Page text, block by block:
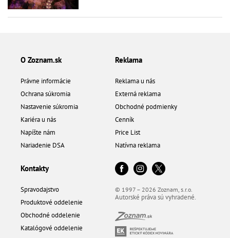
O Zoznam.sk
Právne informácie
Ochrana súkromia
Nastavenie súkromia
Kariéra u nás
Napíšte nám
Nariadenie DSA
Reklama
Reklama u nás
Externá reklama
Obchodné podmienky
Cenník
Price List
Natívna reklama
Kontakty
Spravodajstvo
Produktové oddelenie
Obchodné oddelenie
Katalógové oddelenie
© 1997 – 2026 Zoznam, s.r.o.
Autorské práva sú vyhradené.